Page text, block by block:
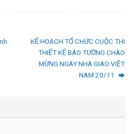
KẾ HOẠCH TỔ CHỨC CUỘC THI
THIẾT KẾ BÁO TƯỜNG CHÀO
MỪNG NGÀY NHÀ GIÁO VIỆT
NAM 20/11